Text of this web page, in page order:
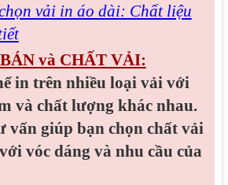
vải in áo dài: Chất liệu
và CHẤT VẢI:
in trên nhiều loại vải với
và chất lượng khác nhau.
vấn giúp bạn chọn chất vải
vóc dáng và nhu cầu của